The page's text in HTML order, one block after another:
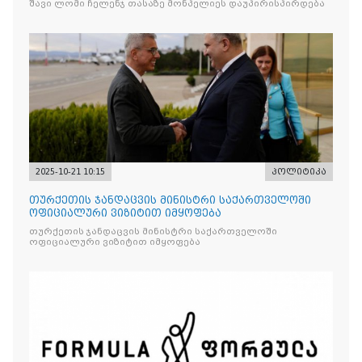
შავი ლომი ჩელენჯ თასაზე მონპელიეს დაუპირისპირდება
2025-10-21 10:15 პოლიტიკა
თურქეთის ჯანდაცვის მინისტრი საქართველოში
ოფიციალური ვიზიტით იმყოფება
თურქეთის ჯანდაცვის მინისტრი საქართველოში
ოფიციალური ვიზიტით იმყოფება